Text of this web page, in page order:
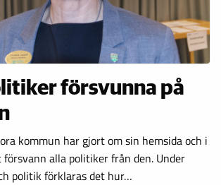
försvunna på
kommun har gjort om sin hemsida och i
försvann alla politiker från den. Under
politik förklaras det hur…